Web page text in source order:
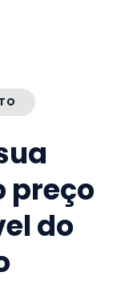
preço
do